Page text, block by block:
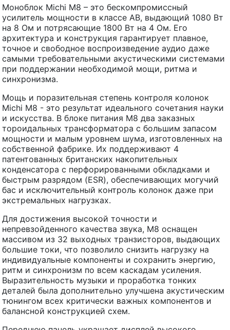
Моноблок Michi M8 – это бескомпромиссный
усилитель мощности в классе AB, выдающий 1080 Вт
на 8 Ом и потрясающие 1800 Вт на 4 Ом. Его
архитектура и конструкция гарантирует плавное,
точное и свободное воспроизведение аудио даже
самыми требовательными акустическими системами
при поддержании необходимой мощи, ритма и
синхронизма.
Мощь и поразительная степень контроля колонок
Michi M8 - это результат идеального сочетания науки
и искусства. В блоке питания M8 два заказных
тороидальных трансформатора с большим запасом
мощности и малым уровнем шума, изготовленных на
собственной фабрике. Их поддерживают 4
патентованных британских накопительных
конденсатора с перфорированными обкладками и
быстрым разрядом (ESR), обеспечивающих могучий
бас и исключительный контроль колонок даже при
экстремальных нагрузках.
Для достижения высокой точности и
непревзойденного качества звука, M8 оснащен
массивом из 32 выходных транзисторов, выдающих
большие токи, что позволило снизить нагрузку на
индивидуальные компоненты и сохранить энергию,
ритм и синхронизм по всем каскадам усиления.
Выразительность музыки и проработка тонких
деталей была дополнительно улучшена акустическим
тюнингом всех критически важных компонентов и
балансной конструкцией схем.